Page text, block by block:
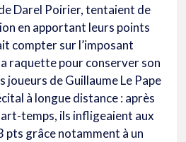
Darel Poirier, tentaient de
en apportant leurs points
compter sur l’imposant
raquette pour conserver son
joueurs de Guillaume Le Pape
à longue distance : après
temps, ils infligeaient aux
pts grâce notamment à un